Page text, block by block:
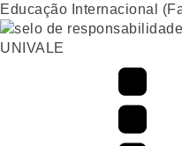
UNIVALE